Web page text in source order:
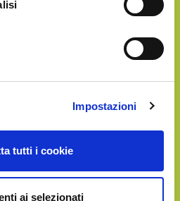
Impostazioni
tutti i cookie
ai selezionati
1Kg